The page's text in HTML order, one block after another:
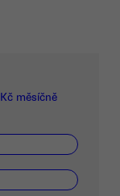
měsíčně